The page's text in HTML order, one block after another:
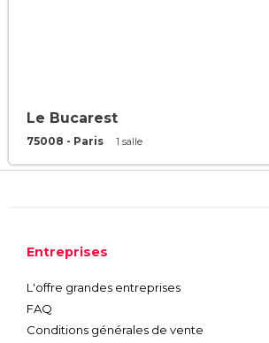
Le Bucarest
75008 - Paris 1 salle
Entreprises
L'offre grandes entreprises
FAQ
Conditions générales de vente